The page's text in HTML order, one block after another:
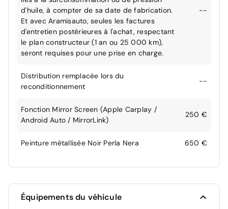
d'huile, à compter de sa date de fabrication.
Et avec Aramisauto, seules les factures
d'entretien postérieures à l'achat, respectant
le plan constructeur (1 an ou 25 000 km),
seront requises pour une prise en charge.
--
Distribution remplacée lors du
reconditionnement
--
Fonction Mirror Screen (Apple Carplay /
Android Auto / MirrorLink)
250 €
Peinture métallisée Noir Perla Nera 650 €
Équipements du véhicule